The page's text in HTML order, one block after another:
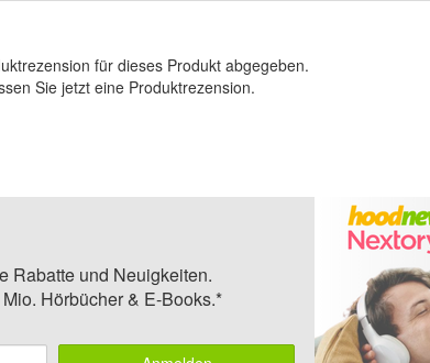
für dieses Produkt abgegeben.
Sie jetzt eine Produktrezension.
Rabatte und Neuigkeiten.
Hörbücher & E-Books.*